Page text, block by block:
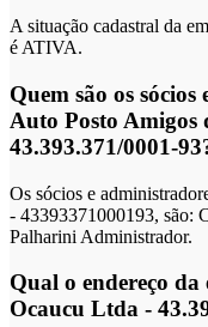
A situação cadastral da
é ATIVA.
Quem são os
Auto Posto Amigos
43.393.371/0001-
Os sócios e
- 43393371000193, são:
Palharini Administrador.
Qual o endereço
Ocaucu Ltda -